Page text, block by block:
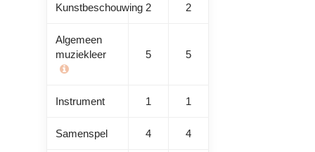
Kunstbeschouwing 2 2
Algemeen
muziekleer
5 5
Instrument 1 1
Samenspel 4 4